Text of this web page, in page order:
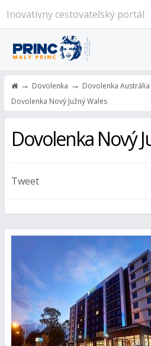
Inovatívny cestovateľský portál
→ Dovolenka → Dovolenka Austrália
Dovolenka Nový Južný Wales
Dovolenka Nový
Tweet